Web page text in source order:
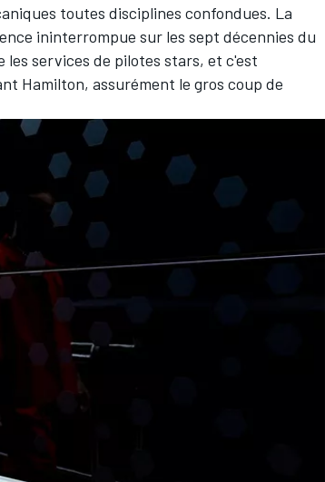
toutes disciplines confondues. La
ininterrompue sur les sept décennies du
les services de pilotes stars, et c'est
Hamilton, assurément le gros coup de